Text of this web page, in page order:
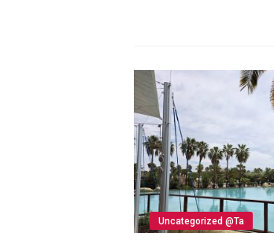
Uncategorized @ta